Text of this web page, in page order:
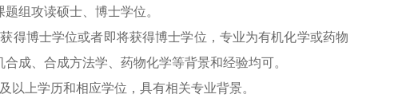
组攻读硕士、博士学位。
得博士学位或者即将获得博士学位，专业为有机化学或药物
成、合成方法学、药物化学等背景和经验均可。
以上学历和相应学位，具有相关专业背景。